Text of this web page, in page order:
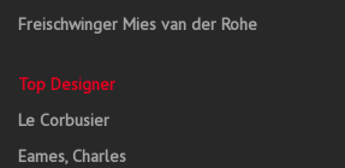
Freischwinger Mies van der Rohe
Top Designer
Le Corbusier
Eames, Charles